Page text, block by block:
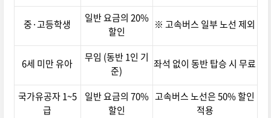
중·고등학생
일반 요금의 20%
할인
※ 고속버스 일부 노선 제외
6세 미만 유아
무임 (동반 1인 기
준)
좌석 없이 동반 탑승 시 무료
국가유공자 1~5
급
일반 요금의 70%
할인
고속버스 노선은 50% 할인
적용